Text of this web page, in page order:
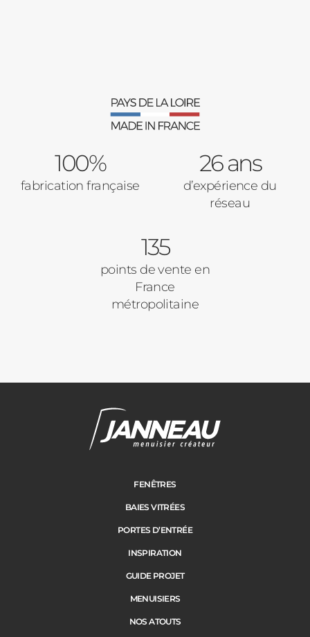
Verrière intérieures
Baies Vitrées
Volets Roulants
Pergolas
Cloture
Suivant
Pavillon
Adresse des travaux
Code Postal des travaux
100%
fabrication française
26 ans
d’expérience du
réseau
135
points de vente en
France
métropolitaine
FENÊTRES
BAIES VITRÉES
PORTES D’ENTRÉE
INSPIRATION
GUIDE PROJET
MENUISIERS
NOS ATOUTS